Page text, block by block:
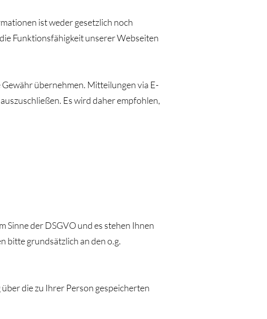
ist weder gesetzlich noch
Funktionsfähigkeit unserer Webseiten
übernehmen. Mitteilungen via E-
Es wird daher empfohlen,
der DSGVO und es stehen Ihnen
bitte grundsätzlich an den o.g.
die zu Ihrer Person gespeicherten